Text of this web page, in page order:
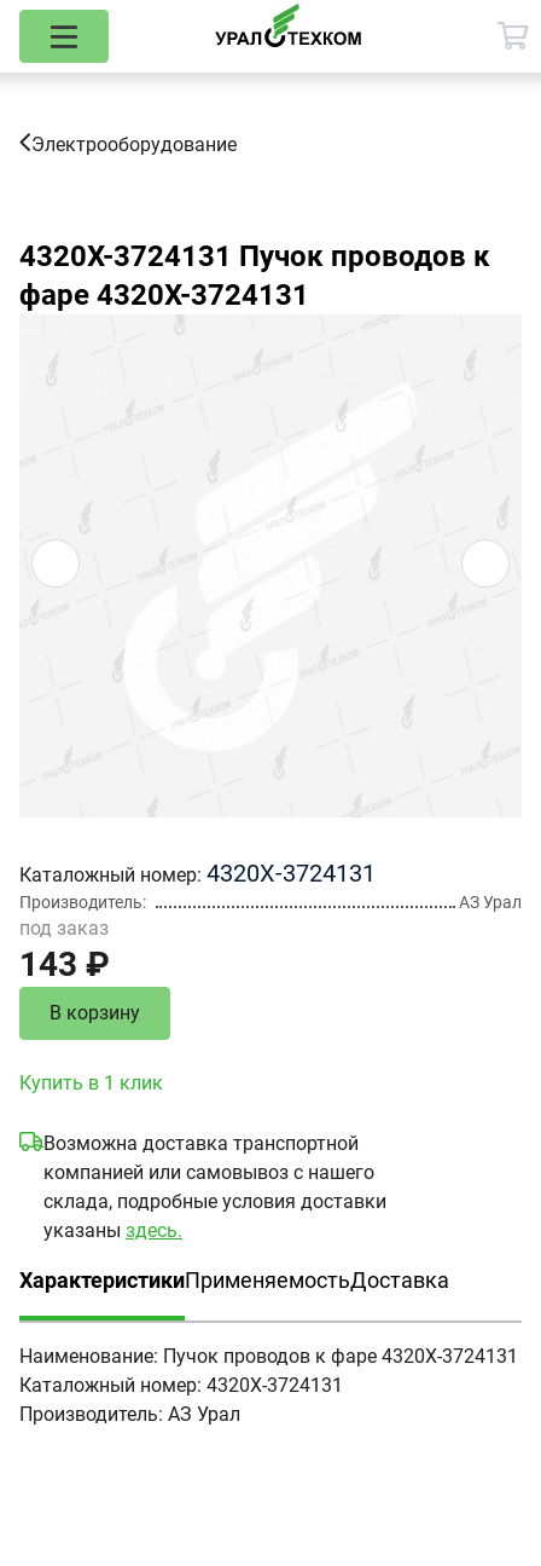
Электрооборудование
4320Х-3724131 Пучок проводов к
фаре 4320Х-3724131
Каталожный номер 4320Х-3724131
Производитель АЗ Урал
под заказ
143 ₽
В корзину
Купить в 1 клик
Возможна доставка транспортной
компанией или самовывоз с нашего
склада, подробные условия доставки
указаны здесь.
Характеристики
(активная вкладка)
ПрименяемостьДоставка
Наименование: Пучок проводов к фаре 4320Х-3724131
Каталожный номер: 4320Х-3724131
Производитель: АЗ Урал